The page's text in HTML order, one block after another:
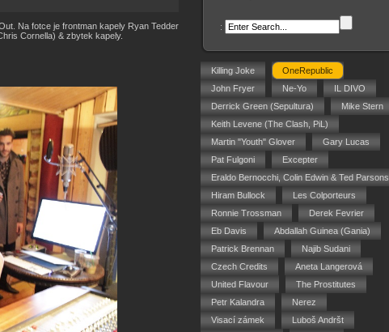
Na fotce je frontman kapely Ryan Tedder
Cornella) & zbytek kapely.
:
Killing Joke
OneRepublic
John Fryer
Ne-Yo
IL DIVO
Derrick Green (Sepultura)
Mike Stern
Keith Levene (The Clash, PiL)
Martin "Youth" Glover
Gary Lucas
Pat Fulgoni
Excepter
Eraldo Bernocchi, Colin Edwin & Ted Parsons
Hiram Bullock
Les Colporteurs
Ronnie Trossman
Derek Fevrier
Eb Davis
Abdallah Guinea (Gania)
Patrick Brennan
Najib Sudani
Czech Credits
Aneta Langerová
United Flavour
The Prostitutes
Petr Kalandra
Nerez
Visací zámek
Luboš Andršt